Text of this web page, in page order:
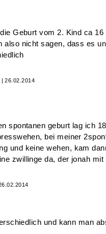
Geburt vom 2. Kind ca
also nicht sagen, dass es
| 26.02.2014
spontanen geburt lag ich
bei meiner
und keine wehen, kam
zwillinge da, der jonah
und kann man